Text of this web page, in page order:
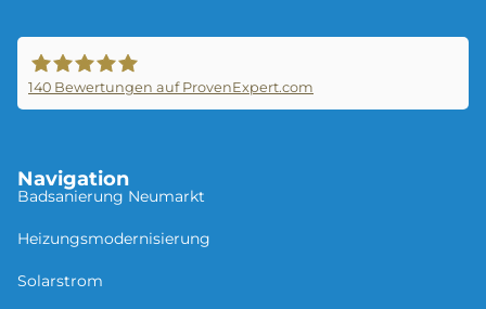
140 Bewertungen auf ProvenExpert.com
Navigation
Badsanierung Neu­mar­kt
Heizungsmodernisierung
Solarstrom